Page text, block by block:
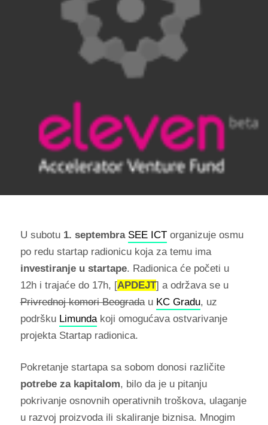
U subotu 1. septembra SEE ICTorganizuje osmu
po redu startap radionicu koja za temu ima
investiranje u startape. Radionica će početi u
12h i trajaće do 17h, [APDEJT] a održava se u
Privrednoj komori Beogradau KC Gradu, uz
podršku Limundakoji omogućava ostvarivanje
projekta Startap radionica.
Pokretanje startapa sa sobom donosi različite
potrebe za kapitalom, bilo da je u pitanju
pokrivanje osnovnih operativnih troškova, ulaganje
u razvoj proizvoda ili skaliranje biznisa. Mnogim